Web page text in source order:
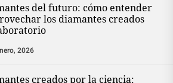
del futuro: cómo entender
los diamantes creados
2026
creados por la ciencia: